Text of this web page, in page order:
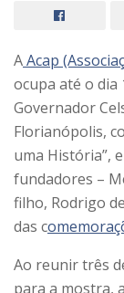
AAcap
ocupa até o dia
Governador
Florianópolis,
uma História”,
fundadores –
filho, Rodrigo
das c
Ao reunir três
para a mostra,